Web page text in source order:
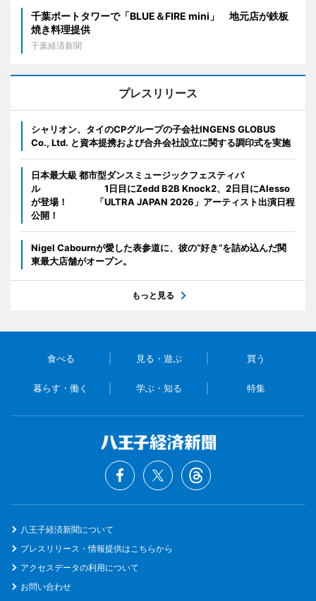
千葉ポートタワーで「BLUE＆FIRE mini」 地元店が鉄板
焼き料理提供
千葉経済新聞
プレスリリース
シャリオン、タイのCPグループの子会社INGENS GLOBUS
Co., Ltd. と資本提携および合弁会社設立に関する調印式を実施
日本最大級 都市型ダンスミュージックフェスティバ
ル 1日目にZedd B2B Knock2、2日目にAlesso
が登場！ 「ULTRA JAPAN 2026」アーティスト出演日程
公開！
Nigel Cabournが愛した表参道に、彼の“好き”を詰め込んだ関
東最大店舗がオープン。
もっと見る
食べる 見る・遊ぶ 買う
暮らす・働く 学ぶ・知る 特集
八王子経済新聞について
プレスリリース・情報提供はこちらから
アクセスデータの利用について
お問い合わせ